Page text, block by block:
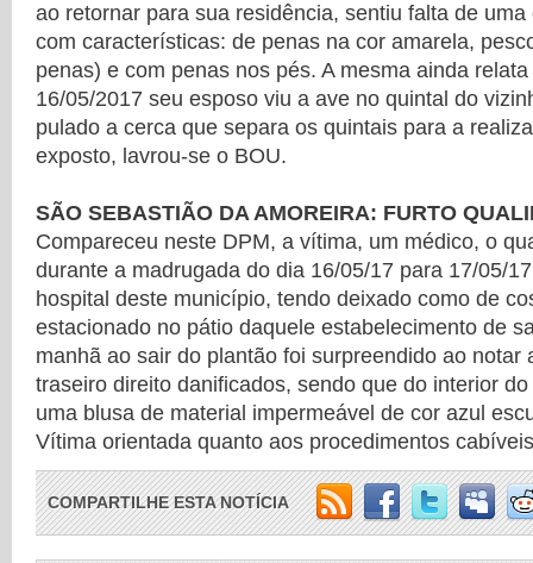
ao retornar para sua residência, sentiu falta de
com características: de penas na cor amarela,
penas) e com penas nos pés. A mesma ainda
16/05/2017 seu esposo viu a ave no quintal do
pulado a cerca que separa os quintais para a
exposto, lavrou-se o BOU.
SÃO SEBASTIÃO DA AMOREIRA: FURTO
Compareceu neste DPM, a vítima, um médico, o
durante a madrugada do dia 16/05/17 para 17/05/
hospital deste município, tendo deixado como de
estacionado no pátio daquele estabelecimento de
manhã ao sair do plantão foi surpreendido ao notar
traseiro direito danificados, sendo que do interior
uma blusa de material impermeável de cor azul
Vítima orientada quanto aos procedimentos
COMPARTILHE ESTA NOTÍCIA